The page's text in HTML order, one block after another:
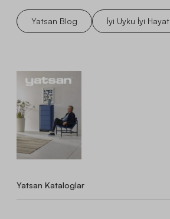
Yatsan Blog İyi Uyku İyi Hayat
Yatsan Kataloglar